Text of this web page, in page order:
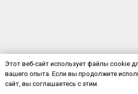
Этот веб-сайт использует файлы cookie
вашего опыта. Если вы продолжите
сайт, вы соглашаетесь с этим.